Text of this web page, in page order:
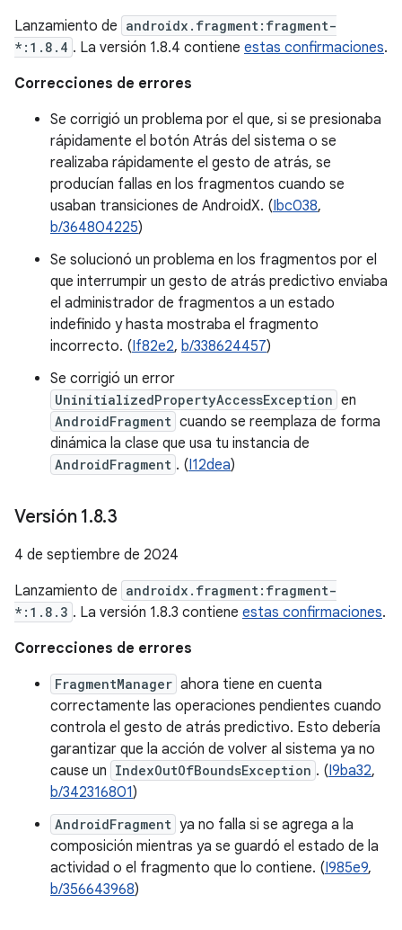
Lanzamiento de androidx.fragment:fragment-
*:1.8.4 . La versión 1.8.4 contiene estas confirmaciones.
Correcciones de errores
Se corrigió un problema por el que, si se presionaba
rápidamente el botón Atrás del sistema o se
realizaba rápidamente el gesto de atrás, se
producían fallas en los fragmentos cuando se
usaban transiciones de AndroidX. (Ibc038,
b/364804225)
Se solucionó un problema en los fragmentos por el
que interrumpir un gesto de atrás predictivo enviaba
el administrador de fragmentos a un estado
indefinido y hasta mostraba el fragmento
incorrecto. (If82e2, b/338624457)
Se corrigió un error
UninitializedPropertyAccessException en
AndroidFragment cuando se reemplaza de forma
dinámica la clase que usa tu instancia de
AndroidFragment . (I12dea)
Versión 1.8.3
4 de septiembre de 2024
Lanzamiento de androidx.fragment:fragment-
*:1.8.3 . La versión 1.8.3 contiene estas confirmaciones.
Correcciones de errores
FragmentManager ahora tiene en cuenta
correctamente las operaciones pendientes cuando
controla el gesto de atrás predictivo. Esto debería
garantizar que la acción de volver al sistema ya no
cause un IndexOutOfBoundsException . (I9ba32,
b/342316801)
AndroidFragment ya no falla si se agrega a la
composición mientras ya se guardó el estado de la
actividad o el fragmento que lo contiene. (I985e9,
b/356643968)